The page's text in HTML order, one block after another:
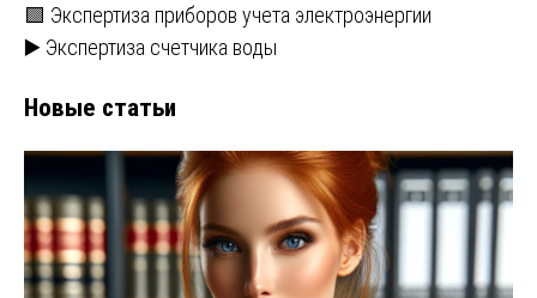
🟩 Экспертиза приборов учета электроэнергии
▶️ Экспертиза счетчика воды
Новые статьи